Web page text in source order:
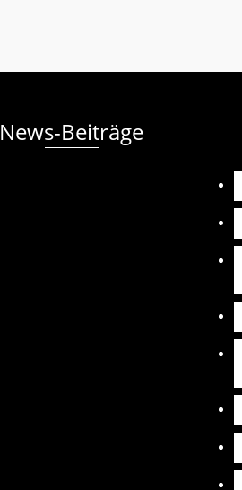
News-Beiträge